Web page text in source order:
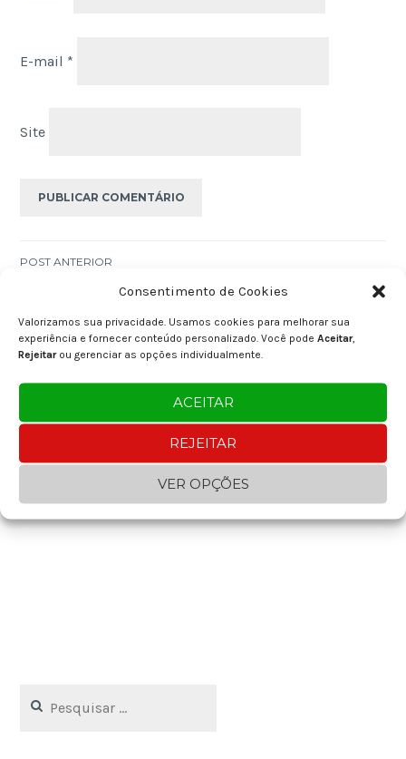
Consentimento de Cookies
Valorizamos sua privacidade. Usamos cookies para melhorar sua
experiência e fornecer conteúdo personalizado. Você pode Aceitar,
Rejeitarou gerenciar as opções individualmente.
ACEITAR
REJEITAR
VER OPÇÕES
E-mail *
Site
Navegação
Post
POST ANTERIOR
Massa com Ricota e Radicchio
PRÓXIMO POST
Cheesecake Romeu e Julieta
FACEBOOK
por: